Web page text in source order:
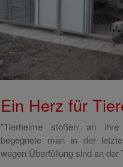
Ein Herz für
"Tierheime stoßen an ihre
begegnete man in der
wegen Überfüllung sind an der